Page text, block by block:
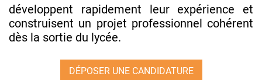
développent rapidement leur expérience et
construisent un projet professionnel cohérent
dès la sortie du lycée.
DÉPOSER UNE CANDIDATURE